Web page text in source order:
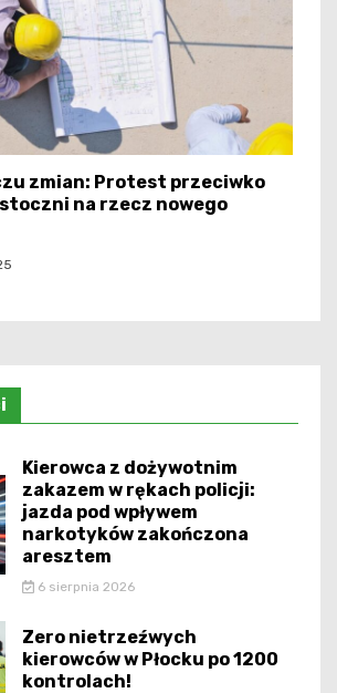
zmian: Protest przeciwko
na rzecz nowego
Kierowca z dożywotnim
zakazem w rękach policji:
jazda pod wpływem
narkotyków zakończona
aresztem
6 sierpnia 2026
Zero nietrzeźwych
kierowców w Płocku po 1200
kontrolach!